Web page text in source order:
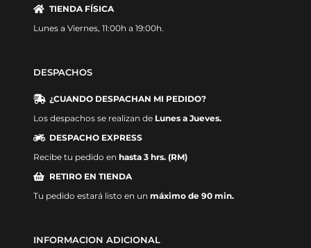
TIENDA FÍSICA
Lunes a Viernes, 11:00h a 19:00h.
DESPACHOS
¿CUANDO DESPACHAN MI PEDIDO?
Los despachos se realizan de Lunes a Jueves.
DESPACHO EXPRESS
Recibe tu pedido en hasta 3 hrs. (RM)
RETIRO EN TIENDA
Tu pedido estará listo en un máximo de 90 min.
INFORMACION ADICIONAL